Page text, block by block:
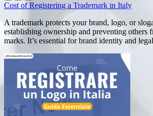
Cost of Registering a Trademark in Italy
A trademark protects your brand, logo, or
establishing ownership and preventing others
marks. It’s essential for brand identity and